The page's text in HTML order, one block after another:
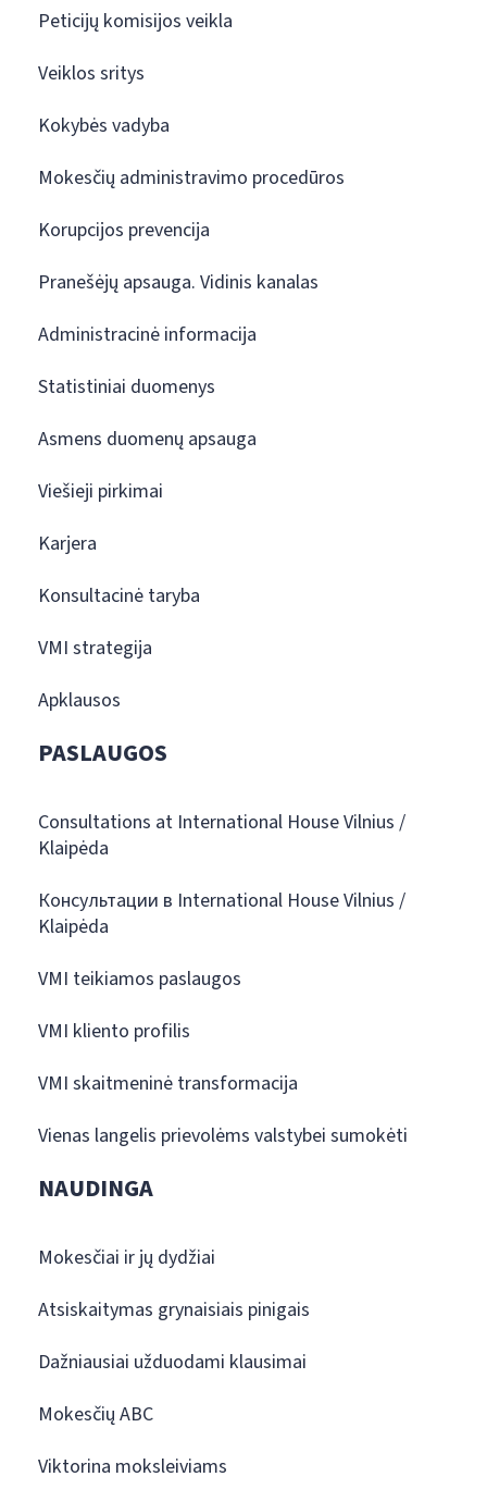
Peticijų komisijos veikla
Veiklos sritys
Kokybės vadyba
Mokesčių administravimo procedūros
Korupcijos prevencija
Pranešėjų apsauga. Vidinis kanalas
Administracinė informacija
Statistiniai duomenys
Asmens duomenų apsauga
Viešieji pirkimai
Karjera
Konsultacinė taryba
VMI strategija
Apklausos
PASLAUGOS
Consultations at International House Vilnius /
Klaipėda
Консультации в International House Vilnius /
Klaipėda
VMI teikiamos paslaugos
VMI kliento profilis
VMI skaitmeninė transformacija
Vienas langelis prievolėms valstybei sumokėti
NAUDINGA
Mokesčiai ir jų dydžiai
Atsiskaitymas grynaisiais pinigais
Dažniausiai užduodami klausimai
Mokesčių ABC
Viktorina moksleiviams